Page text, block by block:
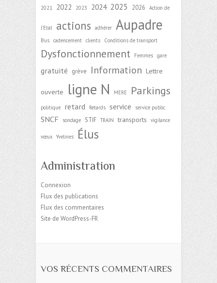
2021 2022 2023 2024 2025 2026 Action de
l'Etat actions adhérer Aupadre
Bus cadencement clients Conditions de transport
Dysfonctionnement Femmes gare
gratuité grève Information Lettre
ouverte ligne N MERE Parkings
politique retard Retards service service public
SNCF sondage STIF TRAIN transports vigilance
vœux Yvelines Élus
Administration
Connexion
Flux des publications
Flux des commentaires
Site de WordPress-FR
VOS RÉCENTS COMMENTAIRES